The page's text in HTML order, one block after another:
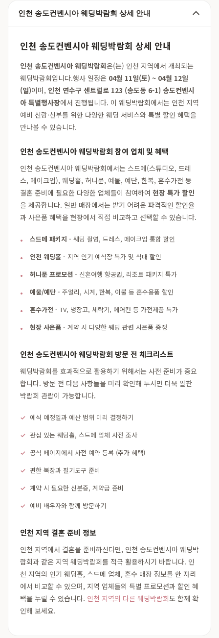
인천 송도컨벤시아 웨딩박람회 상세 안내
인천 송도컨벤시아 웨딩박람회 상세 안내
인천 송도컨벤시아 웨딩박람회은(는) 인천 지역에서 개최되는
웨딩박람회입니다.행사 일정은 04월 11일(토) ~ 04월 12일
(일)이며, 인천 연수구 센트럴로 123 (송도동 6-1) 송도컨벤시
아 특별행사장에서 진행됩니다. 이 웨딩박람회에서는 인천 지역
예비 신랑·신부를 위한 다양한 웨딩 서비스와 특별 할인 혜택을
만나볼 수 있습니다.
인천 송도컨벤시아 웨딩박람회 참여 업체 및 혜택
인천 송도컨벤시아 웨딩박람회에서는 스드메(스튜디오, 드레
스, 메이크업), 웨딩홀, 허니문, 예물, 예단, 한복, 혼수가전 등
결혼 준비에 필요한 다양한 업체들이 참여하여 현장 특가 할인
을 제공합니다. 일반 매장에서는 받기 어려운 파격적인 할인율
과 사은품 혜택을 현장에서 직접 비교하고 선택할 수 있습니다.
스드메 패키지 - 웨딩 촬영, 드레스, 메이크업 통합 할인
인천 웨딩홀 - 지역 인기 예식장 특가 및 식대 할인
허니문 프로모션 - 신혼여행 항공권, 리조트 패키지 특가
예물/예단 - 주얼리, 시계, 한복, 이불 등 혼수용품 할인
혼수가전 - TV, 냉장고, 세탁기, 에어컨 등 가전제품 특가
현장 사은품 - 계약 시 다양한 웨딩 관련 사은품 증정
인천 송도컨벤시아 웨딩박람회 방문 전 체크리스트
웨딩박람회를 효과적으로 활용하기 위해서는 사전 준비가 중요
합니다. 방문 전 다음 사항들을 미리 확인해 두시면 더욱 알찬
박람회 관람이 가능합니다.
예식 예정일과 예산 범위 미리 결정하기
관심 있는 웨딩홀, 스드메 업체 사전 조사
공식 페이지에서 사전 예약 등록 (추가 혜택)
편한 복장과 필기도구 준비
계약 시 필요한 신분증, 계약금 준비
예비 배우자와 함께 방문하기
인천 지역 결혼 준비 정보
인천 지역에서 결혼을 준비하신다면, 인천 송도컨벤시아 웨딩박
람회과 같은 지역 웨딩박람회를 적극 활용하시기 바랍니다. 인
천 지역의 인기 웨딩홀, 스드메 업체, 혼수 매장 정보를 한 자리
에서 비교할 수 있으며, 지역 업체들의 특별 프로모션과 할인 혜
택을 누릴 수 있습니다. 인천 지역의 다른 웨딩박람회도 함께 확
인해 보세요.